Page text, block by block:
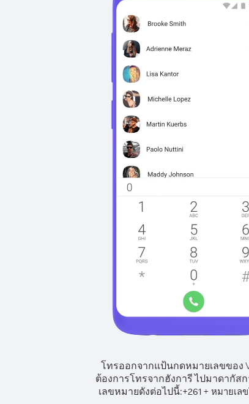
โทรออกจากแป้นกดหมายเลขของ
ต้องการโทรจากฮังการี ไปมาดากัสก
เลขหมายดังต่อไปนี้:+261+ หมายเล